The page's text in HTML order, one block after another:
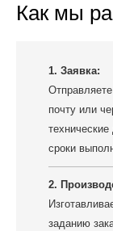
Как мы
1. Заявка:
почту или
сроки
2.
заданию